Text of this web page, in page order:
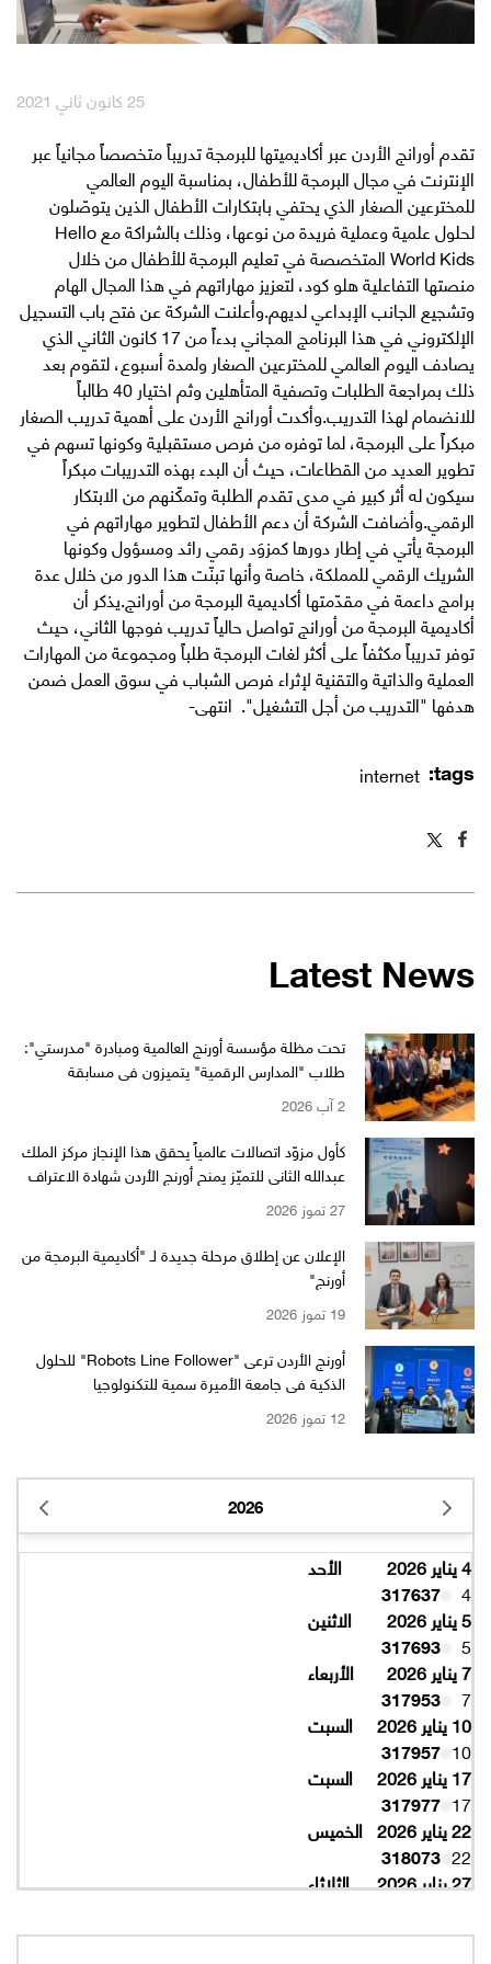
25 كانون ثاني 2021
تقدم أورانج الأردن عبر أكاديميتها للبرمجة تدريباً متخصصاً مجانياً عبر
الإنترنت في مجال البرمجة للأطفال، بمناسبة اليوم العالمي
للمخترعين الصغار الذي يحتفي بابتكارات الأطفال الذين يتوصّلون
لحلول علمية وعملية فريدة من نوعها، وذلك بالشراكة مع Hello
World Kids المتخصصة في تعليم البرمجة للأطفال من خلال
منصتها التفاعلية هلو كود، لتعزيز مهاراتهم في هذا المجال الهام
وتشجيع الجانب الإبداعي لديهم.وأعلنت الشركة عن فتح باب التسجيل
الإلكتروني في هذا البرنامج المجاني بدءاً من 17 كانون الثاني الذي
يصادف اليوم العالمي للمخترعين الصغار ولمدة أسبوع، لتقوم بعد
ذلك بمراجعة الطلبات وتصفية المتأهلين وثم اختيار 40 طالباً
للانضمام لهذا التدريب.وأكدت أورانج الأردن على أهمية تدريب الصغار
مبكراً على البرمجة، لما توفره من فرص مستقبلية وكونها تسهم في
تطوير العديد من القطاعات، حيث أن البدء بهذه التدريبات مبكراً
سيكون له أثر كبير في مدى تقدم الطلبة وتمكّنهم من الابتكار
الرقمي.وأضافت الشركة أن دعم الأطفال لتطوير مهاراتهم في
البرمجة يأتي في إطار دورها كمزوَد رقمي رائد ومسؤول وكونها
الشريك الرقمي للمملكة، خاصة وأنها تبنّت هذا الدور من خلال عدة
برامج داعمة في مقدّمتها أكاديمية البرمجة من أورانج.يذكر أن
أكاديمية البرمجة من أورانج تواصل حالياً تدريب فوجها الثاني، حيث
توفر تدريباً مكثفاً على أكثر لغات البرمجة طلباً ومجموعة من المهارات
العملية والذاتية والتقنية لإثراء فرص الشباب في سوق العمل ضمن
هدفها "التدريب من أجل التشغيل". انتهى-
tags:
internet
Latest News
تحت مظلة مؤسسة أورنج العالمية ومبادرة "مدرستي":
طلاب "المدارس الرقمية" يتميزون في مسابقة
2 آب 2026
كأول مزوّد اتصالات عالمياً يحقق هذا الإنجاز مركز الملك
عبدالله الثاني للتميّز يمنح أورنج الأردن شهادة الاعتراف
27 تموز 2026
الإعلان عن إطلاق مرحلة جديدة لـ "أكاديمية البرمجة من
أورنج"
19 تموز 2026
أورنج الأردن ترعى "Robots Line Follower" للحلول
الذكية في جامعة الأميرة سمية للتكنولوجيا
12 تموز 2026
2026
4 يناير 2026
الأحد
4
317637
5 يناير 2026
الاثنين
5
317693
7 يناير 2026
الأربعاء
7
317953
10 يناير 2026
السبت
10
317957
17 يناير 2026
السبت
17
317977
22 يناير 2026
الخميس
22
318073
27 يناير 2026
الثلاثاء
10 فبراير 2026
الثلاثاء